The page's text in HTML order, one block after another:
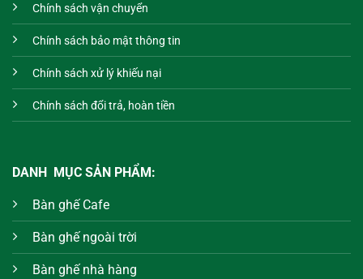
Chính sách vận chuyển
Chính sách bảo mật thông tin
Chính sách xử lý khiếu nại
Chính sách đổi trả, hoàn tiền
DANH MỤC SẢN PHẨM:
Bàn ghế Cafe
Bàn ghế ngoài trời
Bàn ghế nhà hàng